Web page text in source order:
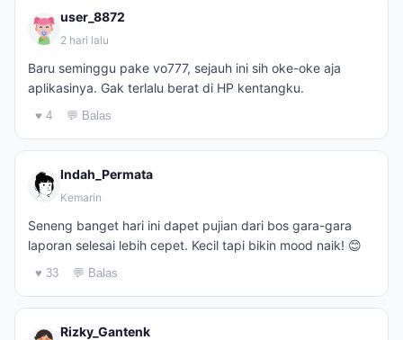
user_8872
2 hari lalu
Baru seminggu pake vo777, sejauh ini sih oke-oke aja
aplikasinya. Gak terlalu berat di HP kentangku.
♥ 4 💬 Balas
Indah_Permata
Kemarin
Seneng banget hari ini dapet pujian dari bos gara-gara
laporan selesai lebih cepet. Kecil tapi bikin mood naik! 😊
♥ 33 💬 Balas
Rizky_Gantenk